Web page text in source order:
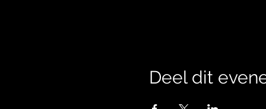
Deel dit